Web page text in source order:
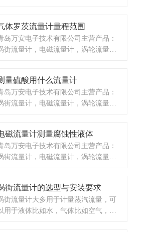
体罗茨流量计量程范围
岛万安电子技术有限公司主营产品：
街流量计，电磁流量计，涡轮流量
，以及承接电气自动化项目。
量硫酸用什么流量计
岛万安电子技术有限公司主营产品：
街流量计，电磁流量计，涡轮流量
，以及承接电气自动化项目。欢迎来
咨询。
磁流量计测量腐蚀性液体
岛万安电子技术有限公司主营产品：
街流量计，电磁流量计，涡轮流量
，以及承接电气自动化项目。
街流量计的选型与安装要求
街流量计大多用于计量蒸汽流量，可
用于液体比如水，气体比如空气，氧